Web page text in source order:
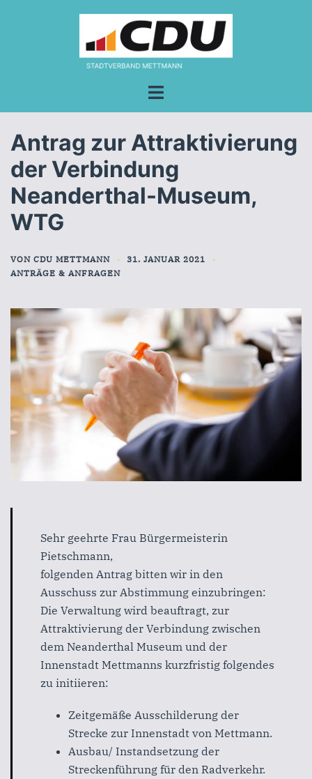
Menü
Antrag zur Attraktivierung
der Verbindung
Neanderthal-Museum,
WTG
VON CDU METTMANN
31. JANUAR 2021
ANTRÄGE & ANFRAGEN
Sehr geehrte Frau Bürgermeisterin
Pietschmann,
folgenden Antrag bitten wir in den
Ausschuss zur Abstimmung einzubringen:
Die Verwaltung wird beauftragt, zur
Attraktivierung der Verbindung zwischen
dem Neanderthal Museum und der
Innenstadt Mettmanns kurzfristig folgendes
zu initiieren:
Zeitgemäße Ausschilderung der
Strecke zur Innenstadt von Mettmann.
Ausbau/ Instandsetzung der
Streckenführung für den Radverkehr.